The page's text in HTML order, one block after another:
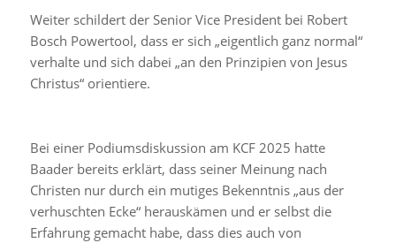
Weiter schildert der Senior Vice President bei Robert
Bosch Powertool, dass er sich „eigentlich ganz normal“
verhalte und sich dabei „an den Prinzipien von Jesus
Christus“ orientiere.
Bei einer Podiumsdiskussion am KCF 2025 hatte
Baader bereits erklärt, dass seiner Meinung nach
Christen nur durch ein mutiges Bekenntnis „aus der
verhuschten Ecke“ herauskämen und er selbst die
Erfahrung gemacht habe, dass dies auch von